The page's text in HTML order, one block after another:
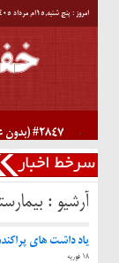
امروز : پنج شنبه,۱۵ام مرداد ۱۴۰۵
#2847 (بدون عنوان)
آرشیو :
یاد داشت های
18 فوریه